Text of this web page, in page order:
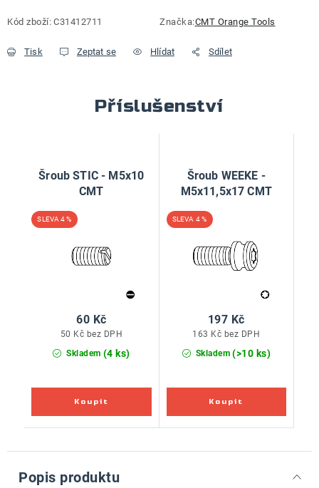
Kód zboží: C31412711 Značka:CMT Orange Tools
Tisk Zeptat se Hlídat Sdílet
Příslušenství
Šroub STIC - M5x10
CMT
4 %
Skladem (4 ks)
50 Kč bez DPH
60 Kč
Šroub WEEKE -
M5x11,5x17 CMT
4 %
Skladem (>10 ks)
163 Kč bez DPH
197 Kč
Popis produktu